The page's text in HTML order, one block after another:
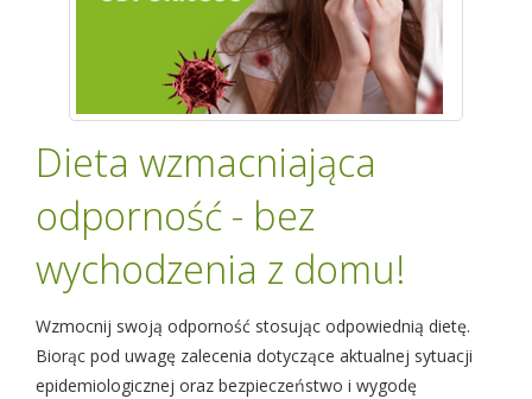
Dieta wzmacniająca
odporność - bez
wychodzenia z domu!
Wzmocnij swoją odporność stosując odpowiednią dietę.
Biorąc pod uwagę zalecenia dotyczące aktualnej sytuacji
epidemiologicznej oraz bezpieczeństwo i wygodę